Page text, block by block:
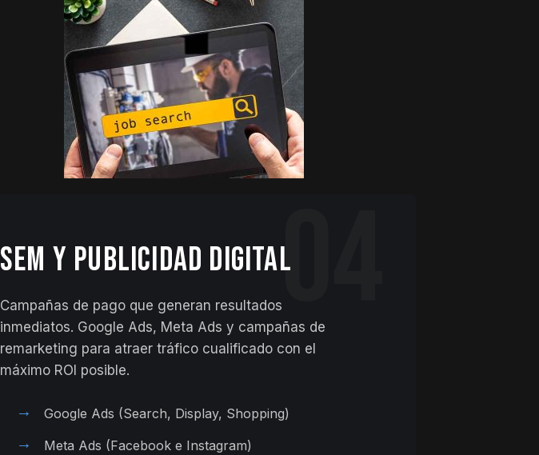
04
SEM Y PUBLICIDAD DIGITAL
Campañas de pago que generan resultados
inmediatos. Google Ads, Meta Ads y campañas de
remarketing para atraer tráfico cualificado con el
máximo ROI posible.
→ Google Ads (Search, Display, Shopping)
→ Meta Ads (Facebook e Instagram)